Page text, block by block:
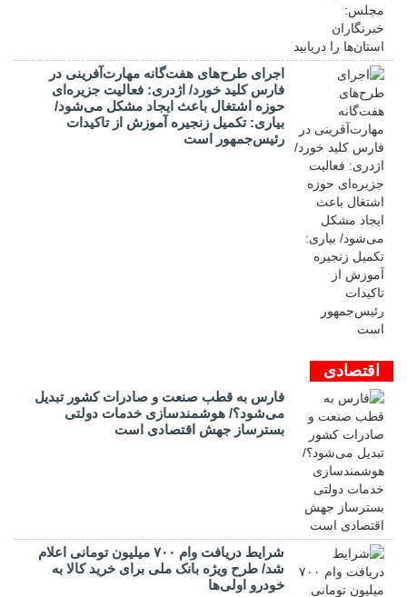
اجرای طرح‌های هفت‌گانه مهارت‌آفرینی در
فارس کلید خورد/ اژدری: فعالیت جزیره‌‌ای
حوزه اشتغال باعث ایجاد مشکل می‌شود/
بیاری: تکمیل زنجیره آموزش از تاکیدات
رئیس‌جمهور است
اقتصادی
فارس به قطب صنعت و صادرات کشور تبدیل
می‌شود؟/ هوشمندسازی خدمات دولتی
بسترساز جهش اقتصادی است
شرایط دریافت وام ۷۰۰ میلیون تومانی اعلام
شد/ طرح ویژه بانک ملی برای خرید کالا به
خودرو اولی‌ها